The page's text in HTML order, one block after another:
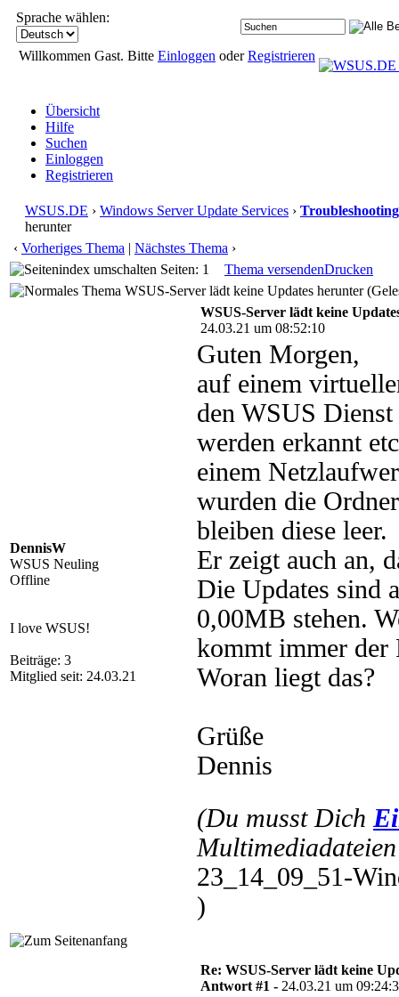
Sprache wählen:
Willkommen Gast. Bitte Einloggen oderRegistrieren
Übersicht
Hilfe
Suchen
Einloggen
Registrieren
WSUS.DE › Windows Server Update Services › Troubleshooting
herunter
‹ Vorheriges Thema | Nächstes Thema ›
Seiten: 1
Thema versendenDrucken
WSUS-Server lädt keine Updates herunter
DennisW
WSUS Neuling
Offline
I love WSUS!
Beiträge: 3
Mitglied seit: 24.03.21
WSUS-Server lädt keine
24.03.21 um 08:52:10
Guten Morgen,
auf einem
den WSUS
werden erkannt
einem
wurden die
bleiben diese leer.
Er zeigt auch an,
Die Updates sind
0,00MB stehen.
kommt immer der
Woran liegt das?
Grüße
Dennis
(Du musst Dich
23_14_09_51-
)
Re: WSUS-Server lädt keine
Antwort #1 - 24.03.21 um